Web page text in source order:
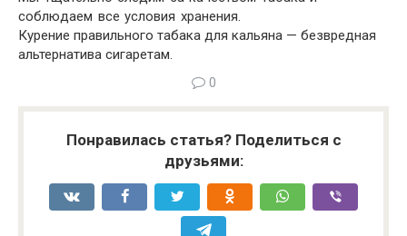
соблюдаем все условия хранения.
Курение правильного табака для кальяна — безвредная
альтернатива сигаретам.
0
Понравилась статья? Поделиться с
друзьями: